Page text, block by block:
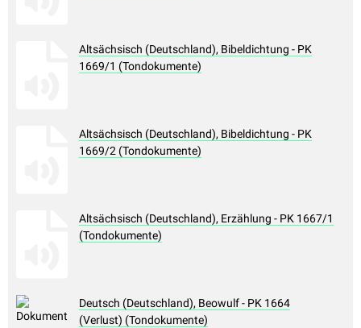
Altsächsisch (Deutschland), Bibeldichtung - PK
1669/1 (Tondokumente)
Altsächsisch (Deutschland), Bibeldichtung - PK
1669/2 (Tondokumente)
Altsächsisch (Deutschland), Erzählung - PK 1667/1
(Tondokumente)
Deutsch (Deutschland), Beowulf - PK 1664
(Verlust) (Tondokumente)